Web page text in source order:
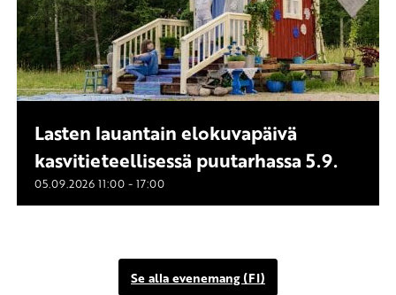
Lasten lauantain elokuvapäivä
kasvitieteellisessä puutarhassa 5.9.
05.09.2026 11:00 - 17:00
Se alla evenemang (FI)